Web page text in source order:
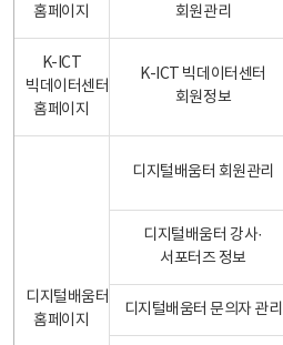
홈페이지
회원관리
K-ICT
빅데이터센터
홈페이지
K-ICT 빅데이터센터
회원정보
디지털배움터
홈페이지
디지털배움터 회원관리
디지털배움터 강사·
서포터즈 정보
디지털배움터 문의자 관리